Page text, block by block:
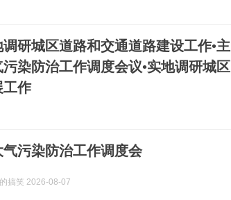
研城区道路和交通道路建设工作•主
染防治工作调度会议•实地调研城区
工作
污染防治工作调度会
搞笑 2026-08-07